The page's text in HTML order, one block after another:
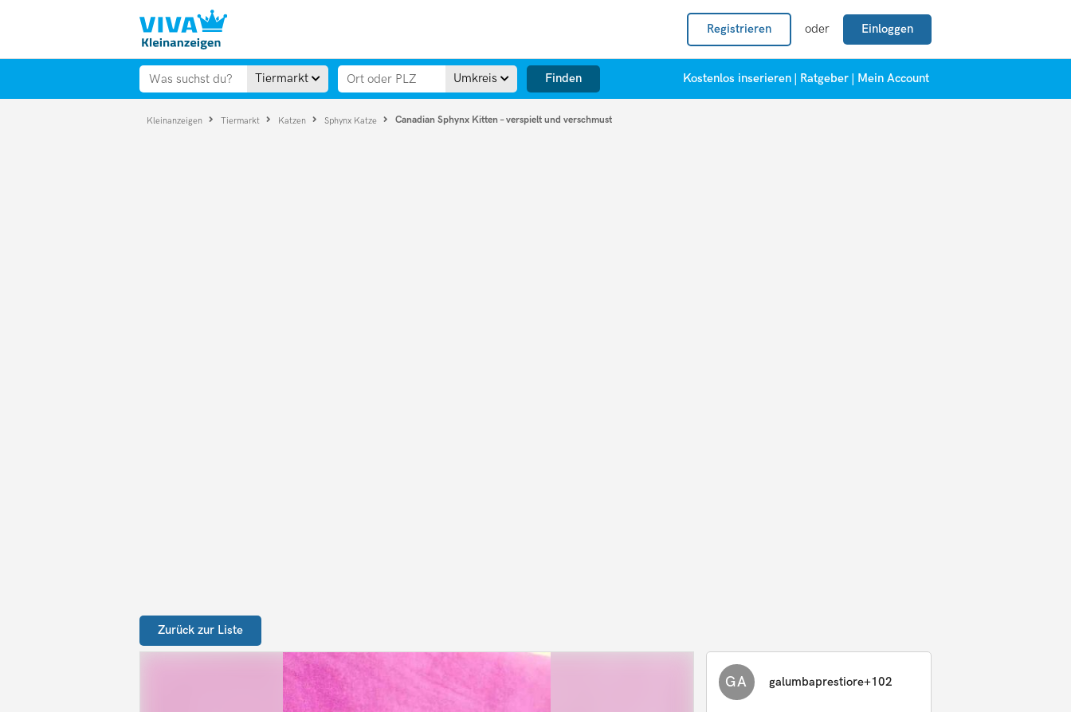
Registrieren oder Einloggen
Tiermarkt Umkreis Finden Kostenlos inserieren Ratgeber Mein Account
Kleinanzeigen Tiermarkt Katzen Sphynx Katze Canadian Sphynx Kitten – verspielt und verschmust
Zurück zur Liste
GA galumbaprestiore+102